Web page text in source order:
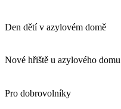
Den dětí v azylovém domě
Nové hřiště u azylového domu
Pro dobrovolníky